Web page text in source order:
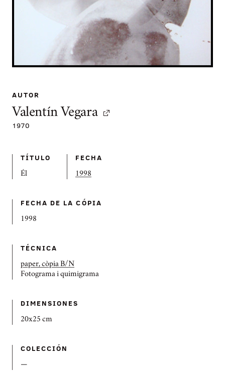
AUTOR
Valentín Vegara
1970
TÍTULO
Él
FECHA
1998
FECHA DE LA CÓPIA
1998
TÉCNICA
paper, còpia B/N
Fotograma i quimigrama
DIMENSIONES
20x25 cm
COLECCIÓN
—